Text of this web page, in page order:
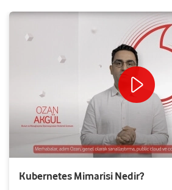
Kubernetes Mimarisi Nedir?